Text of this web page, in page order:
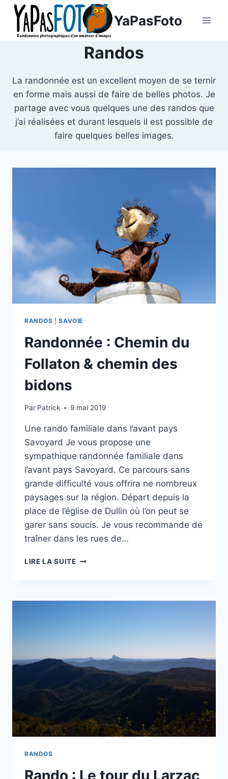
Aller
contenu
YaPasFoto
Randos
La randonnée est un excellent moyen de se ternir
en forme mais aussi de faire de belles photos. Je
partage avec vous quelques une des randos que
j’ai réalisées et durant lesquels il est possible de
faire quelques belles images.
RANDOS |SAVOIE
Randonnée : Chemin du
Follaton & chemin des
bidons
Par Patrick 9 mai 2019
Une rando familiale dans l’avant pays
Savoyard Je vous propose une
sympathique randonnée familiale dans
l’avant pays Savoyard. Ce parcours sans
grande difficulté vous offrira ne nombreux
paysages sur la région. Départ depuis la
place de l’église de Dullin où l’on peut se
garer sans soucis. Je vous recommande de
traîner dans les rues de…
LIRE LA SUITERANDONNÉE
FOLLATON
RANDOS
Rando : Le tour du Larzac